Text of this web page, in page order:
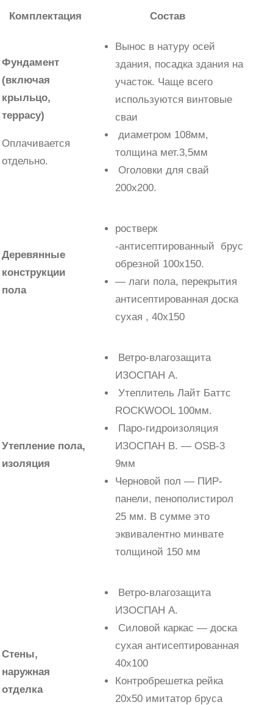
Комплектация Состав
Фундамент
(включая
крыльцо,
террасу)
Оплачивается
отдельно.
Вынос в натуру осей
здания, посадка здания на
участок. Чаще всего
используются винтовые
сваи
диаметром 108мм,
толщина мет.3,5мм
Оголовки для свай
200х200.
Деревянные
конструкции
пола
ростверк
-антисептированный брус
обрезной 100х150.
— лаги пола, перекрытия
антисептированная доска
сухая , 40х150
Утепление пола,
изоляция
Ветро-влагозащита
ИЗОСПАН А.
Утеплитель Лайт Баттс
ROCKWOOL 100мм.
Паро-гидроизоляция
ИЗОСПАН В. — OSB-3
9мм
Черновой пол — ПИР-
панели, пенополистирол
25 мм. В сумме это
эквивалентно минвате
толщиной 150 мм
Стены,
наружная
отделка
Ветро-влагозащита
ИЗОСПАН А.
Силовой каркас — доска
сухая антисептированная
40х100
Контробрешетка рейка
20х50 имитатор бруса